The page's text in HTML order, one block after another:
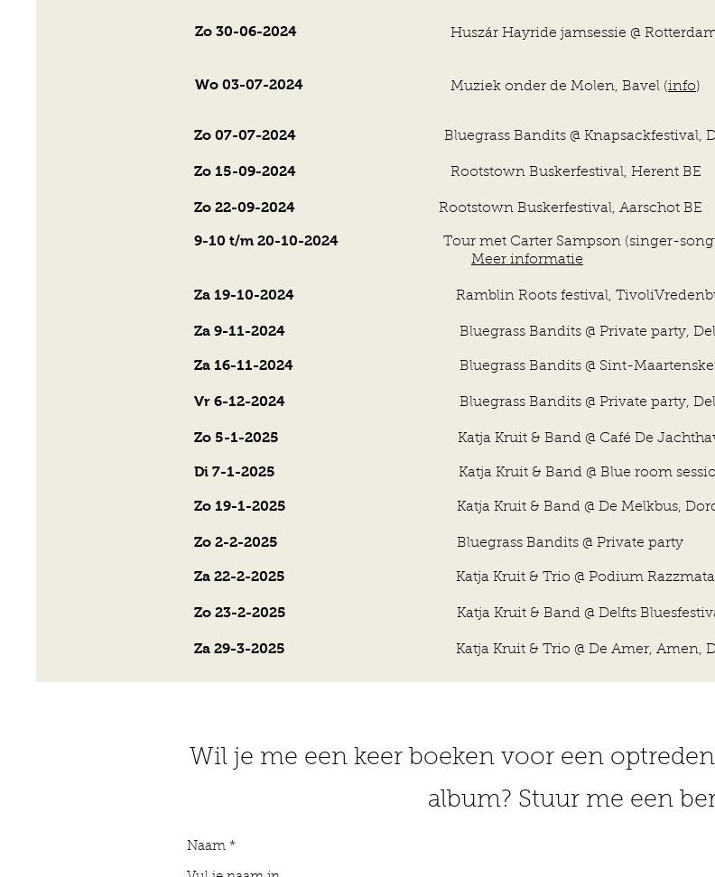
Zo 30-06-2024 Huszár Hayride jamsessie @
Wo 03-07-2024 Muziek onder de Molen, Bavel (info)
Zo 07-07-2024 Bluegrass Bandits @ Knapsackfestival,
Zo 15-09-2024 Rootstown Buskerfestival, Herent BE
Zo 22-09-2024 Rootstown Buskerfestival, Aarschot BE
9-10 t/m 20-10-2024
Tour met Carter Sampson (singer-
Meer informatie
Za 19-10-2024Ramblin Roots festival, TivoliVredenburg,
Za 9-11-2024Bluegrass Bandits @ Private party,
Za 16-11-2024Bluegrass Bandits @ Sint-Maartenskerk,
Vr 6-12-2024Bluegrass Bandits @ Private party,
​Zo 5-1-2025 Katja Kruit & Band @ Café De Jachthaven,
Di 7-1-2025 Katja Kruit & Band @ Blue room sessions –
Zo 19-1-2025 Katja Kruit & Band @ De Melkbus,
Zo 2-2-2025 Bluegrass Bandits @ Private party
Za 22-2-2025 Katja Kruit & Trio @ Podium Razzmatazz,
Zo 23-2-2025 Katja Kruit & Band @ Delfts Bluesfestival -
Za 29-3-2025 Katja Kruit & Trio @ De Amer, Amen,
Wil je me een keer boeken voor een
album? Stuur me een
Naam